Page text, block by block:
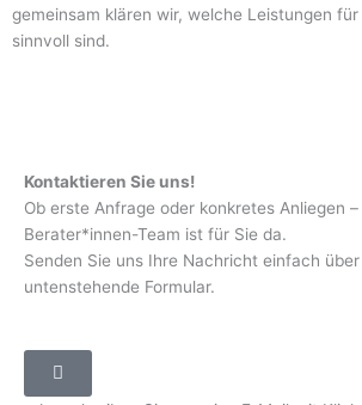
gemeinsam klären wir, welche Leistungen
sinnvoll sind.
Kontaktieren Sie uns!
Ob erste Anfrage oder konkretes Anliegen
Berater*innen-Team ist für Sie da.
Senden Sie uns Ihre Nachricht einfach
untenstehende Formular.